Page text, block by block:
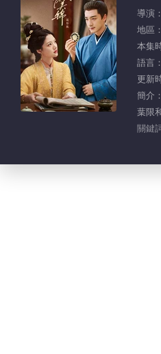
導演
地區
本集
語言
更新
簡介
葉限
關鍵